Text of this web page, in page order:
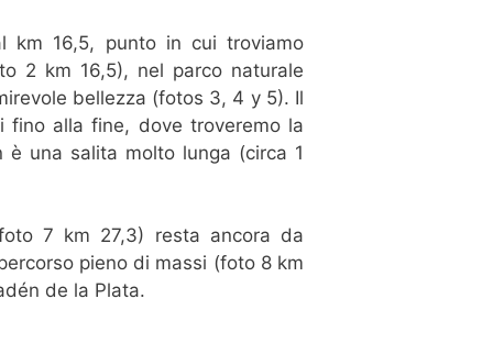
km 16,5, punto in cui troviamo
2 km 16,5), nel parco naturale
bellezza (fotos 3, 4 y 5). Il
fino alla fine, dove troveremo la
una salita molto lunga (circa 1
7 km 27,3) resta ancora da
pieno di massi (foto 8 km
de la Plata.